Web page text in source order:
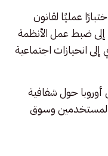
عمليًا لقانون
إلى ضبط عمل الأنظمة
انحيازات اجتماعية
حول شفافية
المستخدمين وسوق